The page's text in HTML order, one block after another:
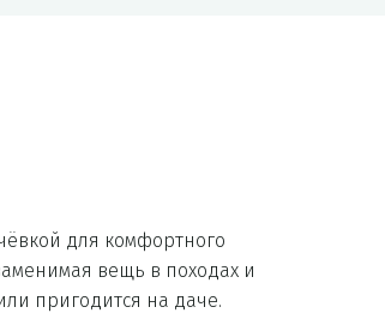
для комфортного
вещь в походах и
пригодится на даче.